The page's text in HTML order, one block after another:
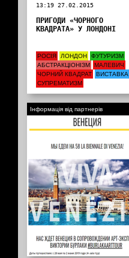
13:19 27.02.2015
ПРИГОДИ «ЧОРНОГО
КВАДРАТА» У ЛОНДОНІ
РОСІЯ ЛОНДОН
ФУТУРИЗМ
АБСТРАКЦІОНІЗМ
МАЛЕВИЧ
ЧОРНИЙ КВАДРАТ
ВИСТАВКА
СУПРЕМАТИЗМ
Інформація від партнерів